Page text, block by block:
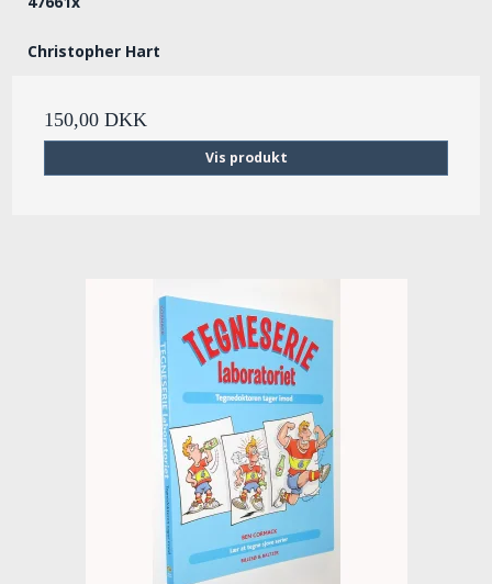
Christopher Hart
150,00 DKK
Vis produkt